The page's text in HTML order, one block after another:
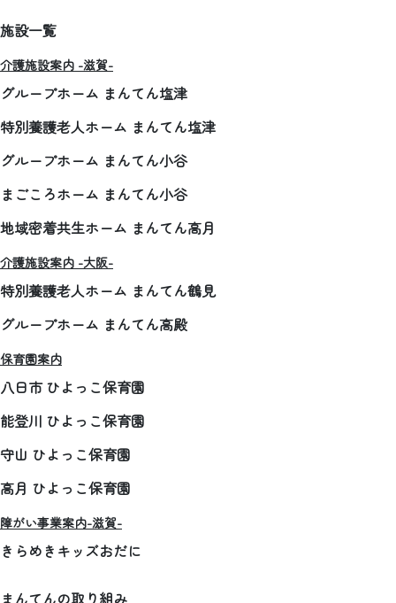
施設一覧
介護施設案内 -滋賀-
グループホーム まんてん塩津
特別養護老人ホーム まんてん塩津
グループホーム まんてん小谷
まごころホーム まんてん小谷
地域密着共生ホーム まんてん高月
介護施設案内 -大阪-
特別養護老人ホーム まんてん鶴見
グループホーム まんてん高殿
保育園案内
八日市 ひよっこ保育園
能登川 ひよっこ保育園
守山 ひよっこ保育園
高月 ひよっこ保育園
障がい事業案内-滋賀-
きらめきキッズおだに
まんてんの取り組み